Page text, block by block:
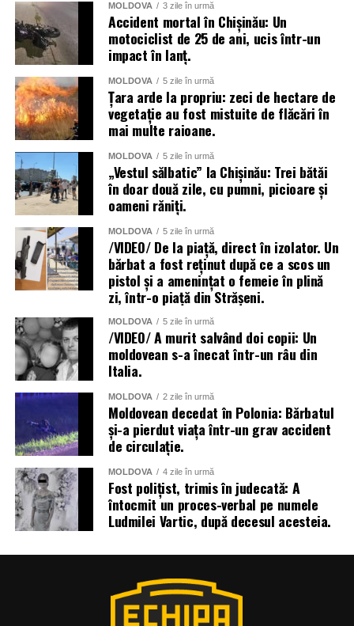
MOLDOVA 3 zile în urmă
Accident mortal în Chișinău: Un
motociclist de 25 de ani, ucis într-un
impact în lanț.
MOLDOVA 5 zile în urmă
Țara arde la propriu: zeci de hectare de
vegetație au fost mistuite de flăcări în
mai multe raioane.
MOLDOVA 5 zile în urmă
„Vestul sălbatic” la Chișinău: Trei bătăi
în doar două zile, cu pumni, picioare și
oameni răniți.
MOLDOVA 5 zile în urmă
/VIDEO/ De la piață, direct în izolator. Un
bărbat a fost reținut după ce a scos un
pistol și a amenințat o femeie în plină
zi, într-o piață din Strășeni.
MOLDOVA 5 zile în urmă
/VIDEO/ A murit salvând doi copii: Un
moldovean s-a înecat într-un râu din
Italia.
MOLDOVA 2 zile în urmă
Moldovean decedat în Polonia: Bărbatul
și-a pierdut viața într-un grav accident
de circulație.
MOLDOVA 4 zile în urmă
Fost polițist, trimis în judecată: A
întocmit un proces-verbal pe numele
Ludmilei Vartic, după decesul acesteia.